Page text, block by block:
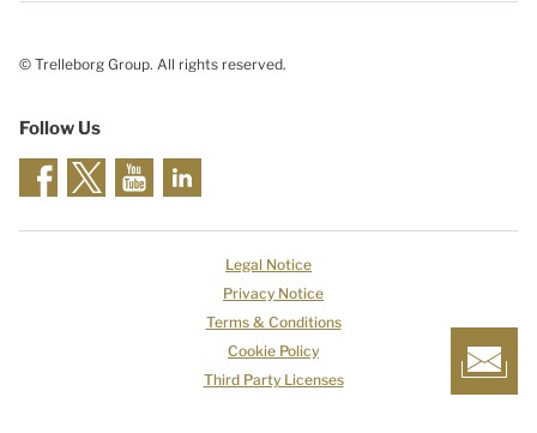
© Trelleborg Group. All rights reserved.
Follow Us
Legal Notice
Privacy Notice
Terms & Conditions
Cookie Policy
Third Party Licenses